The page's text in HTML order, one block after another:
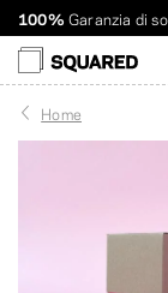
Spedizione in tutto il
dollari
L'ordine richiede
100%Garanzia di
Home